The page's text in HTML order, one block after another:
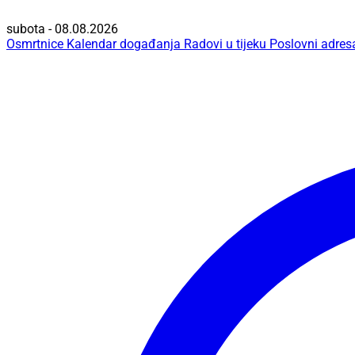
subota - 08.08.2026
Osmrtnice Kalendar događanja Radovi u tijeku Poslovni